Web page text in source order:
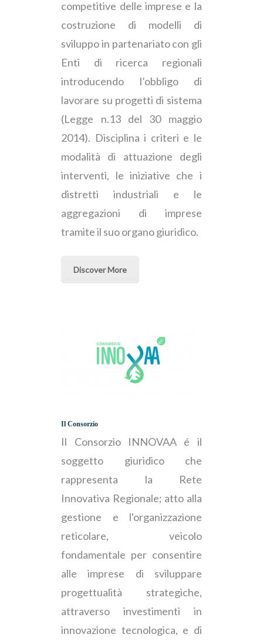
competitive delle imprese e la
costruzione di modelli di
sviluppo in partenariato con gli
Enti di ricerca regionali
introducendo l’obbligo di
lavorare su progetti di sistema
(Legge n.13 del 30 maggio
2014). Disciplina i criteri e le
modalità di attuazione degli
interventi, le iniziative che i
distretti industriali e le
aggregazioni di imprese
tramite il suo organo giuridico.
Discover More
Il Consorzio
Il Consorzio INNOVAA é il
soggetto giuridico che
rappresenta la Rete
Innovativa Regionale; atto alla
gestione e l'organizzazione
reticolare, veicolo
fondamentale per consentire
alle imprese di sviluppare
progettualità strategiche,
attraverso investimenti in
innovazione tecnologica, e di